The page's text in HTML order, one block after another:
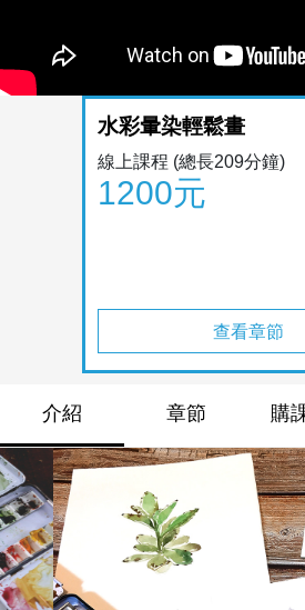
水彩暈染輕鬆畫
線上課程 (總長209分鐘)
1200元
查看章節
介紹 章節 購